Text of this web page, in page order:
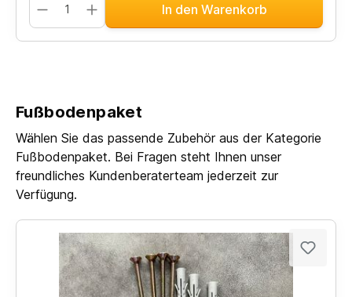
In den Warenkorb
Fußbodenpaket
Wählen Sie das passende Zubehör aus der Kategorie
Fußbodenpaket. Bei Fragen steht Ihnen unser
freundliches Kundenberaterteam jederzeit zur
Verfügung.